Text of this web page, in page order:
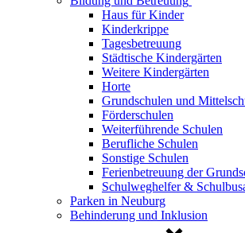
Haus für Kinder
Kinderkrippe
Tagesbetreuung
Städtische Kindergärten
Weitere Kindergärten
Horte
Grundschulen und
Förderschulen
Weiterführende Schulen
Berufliche Schulen
Sonstige Schulen
Ferienbetreuung der
Schulweghelfer &
Parken in Neuburg
Behinderung und Inklusion